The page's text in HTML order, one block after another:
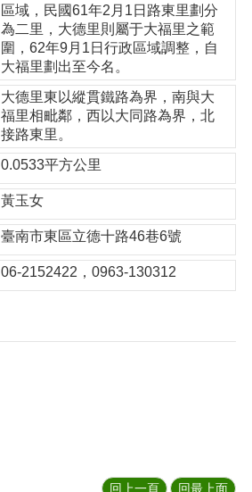
區域，民國61年2月1日路東里劃分
為二里，大德里則屬于大福里之範
圍，62年9月1日行政區域調整，自
大福里劃出至今名。
大德里東以縱貫鐵路為界，南與大
福里相毗鄰，西以大同路為界，北
接路東里。
0.0533平方公里
黃玉女
臺南市東區立德十路46巷6號
06-2152422，0963-130312
回上一頁 回最上面